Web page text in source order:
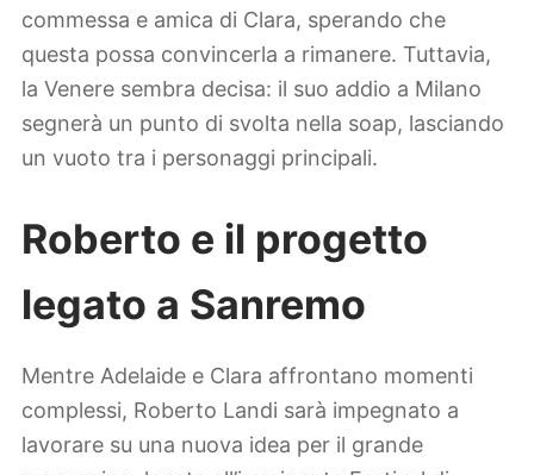
commessa e amica di Clara, sperando che
questa possa convincerla a rimanere. Tuttavia,
la Venere sembra decisa: il suo addio a Milano
segnerà un punto di svolta nella soap, lasciando
un vuoto tra i personaggi principali.
Roberto e il progetto
legato a Sanremo
Mentre Adelaide e Clara affrontano momenti
complessi, Roberto Landi sarà impegnato a
lavorare su una nuova idea per il grande